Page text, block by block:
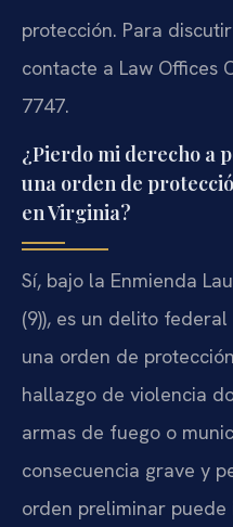
protección. Para
contacte a Law Offices
7747.
¿Pierdo mi derecho a
una orden de
en Virginia?
Sí, bajo la Enmienda
(9)), es un delito
una orden de
hallazgo de violencia
armas de fuego o
consecuencia grave y
orden preliminar